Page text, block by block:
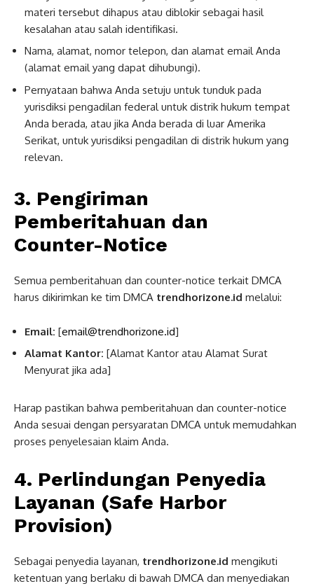
materi tersebut dihapus atau diblokir sebagai hasil
kesalahan atau salah identifikasi.
Nama, alamat, nomor telepon, dan alamat email Anda
(alamat email yang dapat dihubungi).
Pernyataan bahwa Anda setuju untuk tunduk pada
yurisdiksi pengadilan federal untuk distrik hukum tempat
Anda berada, atau jika Anda berada di luar Amerika
Serikat, untuk yurisdiksi pengadilan di distrik hukum yang
relevan.
3. Pengiriman
Pemberitahuan dan
Counter-Notice
Semua pemberitahuan dan counter-notice terkait DMCA
harus dikirimkan ke tim DMCA trendhorizone.id melalui:
Email: [email@trendhorizone.id]
Alamat Kantor: [Alamat Kantor atau Alamat Surat
Menyurat jika ada]
Harap pastikan bahwa pemberitahuan dan counter-notice
Anda sesuai dengan persyaratan DMCA untuk memudahkan
proses penyelesaian klaim Anda.
4. Perlindungan Penyedia
Layanan (Safe Harbor
Provision)
Sebagai penyedia layanan, trendhorizone.id mengikuti
ketentuan yang berlaku di bawah DMCA dan menyediakan